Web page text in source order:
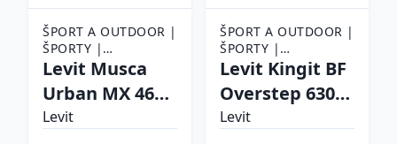
ŠPORT A OUTDOOR |
ŠPORTY |
CYKLISTIKA |
Levit Musca
Urban MX 468
28" - model
Levit
ŠPORT A OUTDOOR |
ŠPORTY |
CYKLISTIKA |
ELEKTROBICYKLE
Levit Kingit BF
Overstep 630
29" - model
Levit